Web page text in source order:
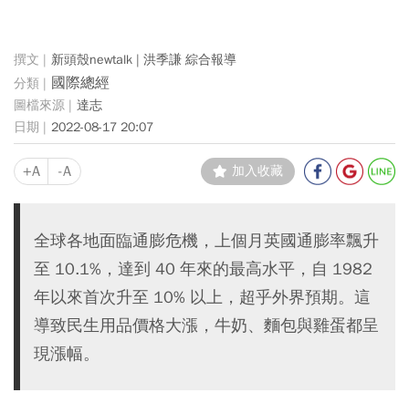
新頭殼newtalk | 洪季謙 綜合報導
國際總經
達志
2022-08-17 20:07
+A -A 加入收藏
全球各地面臨通膨危機，上個月英國通膨率飄升
至 10.1%，達到 40 年來的最高水平，自 1982
年以來首次升至 10% 以上，超乎外界預期。這
導致民生用品價格大漲，牛奶、麵包與雞蛋都呈
現漲幅。